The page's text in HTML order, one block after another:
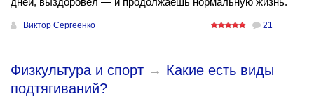
Виктор Сергеенко 21
Физкультура и спорт → Какие есть виды
подтягиваний?